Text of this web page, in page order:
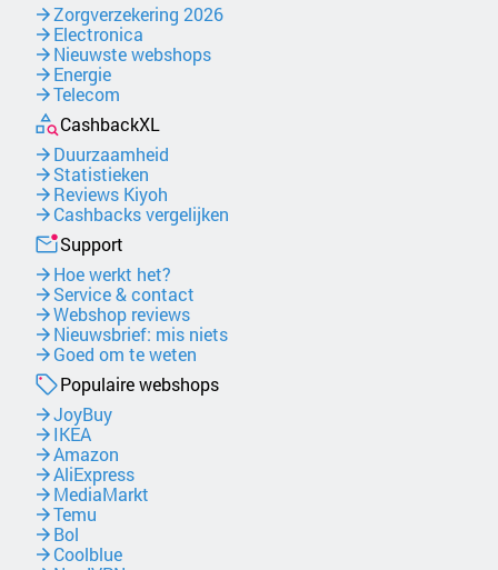
Zorgverzekering 2026
Electronica
Nieuwste webshops
Energie
Telecom
CashbackXL
Duurzaamheid
Statistieken
Reviews Kiyoh
Cashbacks vergelijken
Support
Hoe werkt het?
Service & contact
Webshop reviews
Nieuwsbrief: mis niets
Goed om te weten
Populaire webshops
JoyBuy
IKEA
Amazon
AliExpress
MediaMarkt
Temu
Bol
Coolblue